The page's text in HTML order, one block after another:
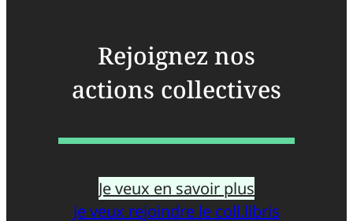
Rejoignez nos
actions collectives
Je veux en savoir plus
Je veux rejoindre le coll.libris